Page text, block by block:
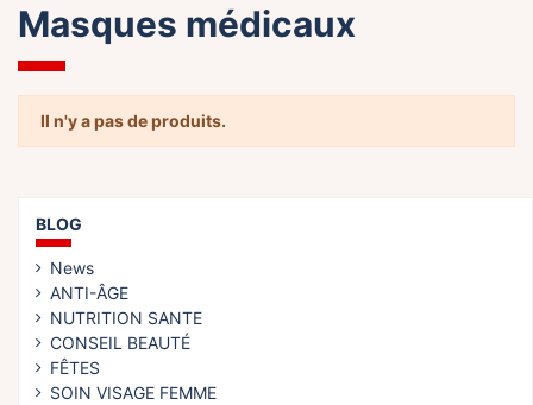
Masques médicaux
Il n'y a pas de produits.
BLOG
News
ANTI-ÂGE
NUTRITION SANTE
CONSEIL BEAUTÉ
FÊTES
SOIN VISAGE FEMME